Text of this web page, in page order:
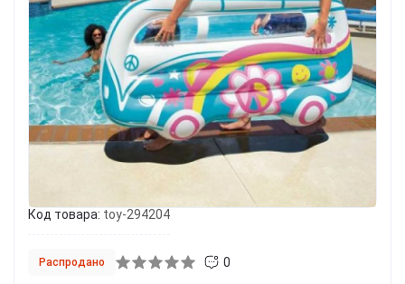
Код товара: toy-294204
Распродано 0